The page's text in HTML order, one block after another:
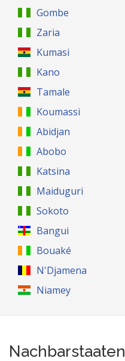
Gombe
Zaria
Kumasi
Kano
Tamale
Koumassi
Abidjan
Abobo
Katsina
Maiduguri
Sokoto
Bangui
Bouaké
N'Djamena
Niamey
Nachbarstaaten